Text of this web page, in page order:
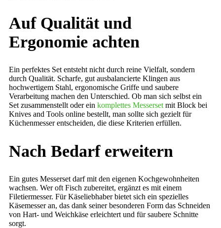
Auf Qualität und
Ergonomie achten
Ein perfektes Set entsteht nicht durch reine Vielfalt, sondern
durch Qualität. Scharfe, gut ausbalancierte Klingen aus
hochwertigem Stahl, ergonomische Griffe und saubere
Verarbeitung machen den Unterschied. Ob man sich selbst ein
Set zusammenstellt oder ein komplettes Messersetmit Block bei
Knives and Tools online bestellt, man sollte sich gezielt für
Küchenmesser entscheiden, die diese Kriterien erfüllen.
Nach Bedarf erweitern
Ein gutes Messerset darf mit den eigenen Kochgewohnheiten
wachsen. Wer oft Fisch zubereitet, ergänzt es mit einem
Filetiermesser. Für Käseliebhaber bietet sich ein spezielles
Käsemesser an, das dank seiner besonderen Form das Schneiden
von Hart- und Weichkäse erleichtert und für saubere Schnitte
sorgt.